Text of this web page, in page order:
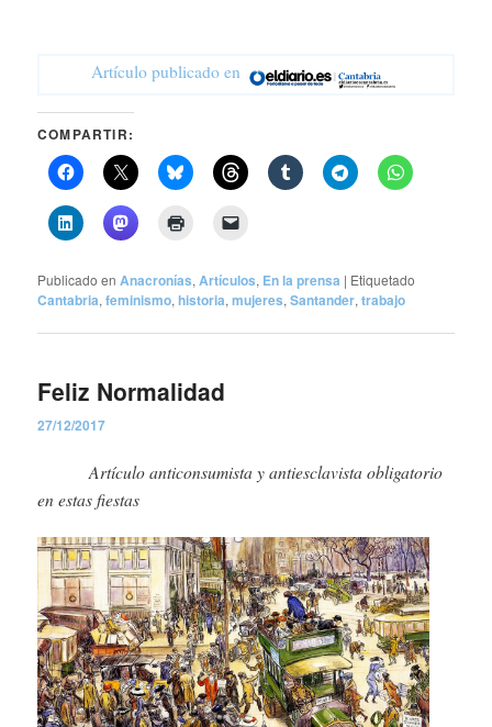
Artículo publicado en
COMPARTIR:
Publicado en Anacronías,Artículos, En la prensa | Etiquetado
Cantabria,feminismo,historia,mujeres,Santander,trabajo
Feliz Normalidad
27/12/2017
Artículo anticonsumista y antiesclavista obligatorio
en estas fiestas